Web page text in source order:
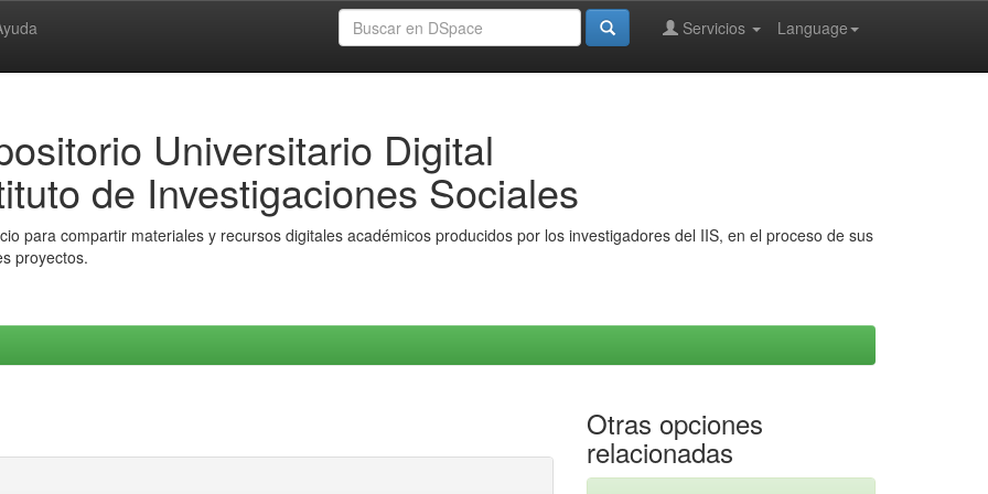
Language
Servicios
Universitario Digital
de Investigaciones Sociales
para compartir materiales y recursos digitales académicos producidos por los investigadores del IIS, en el proceso de sus
proyectos.
Otras opciones
relacionadas